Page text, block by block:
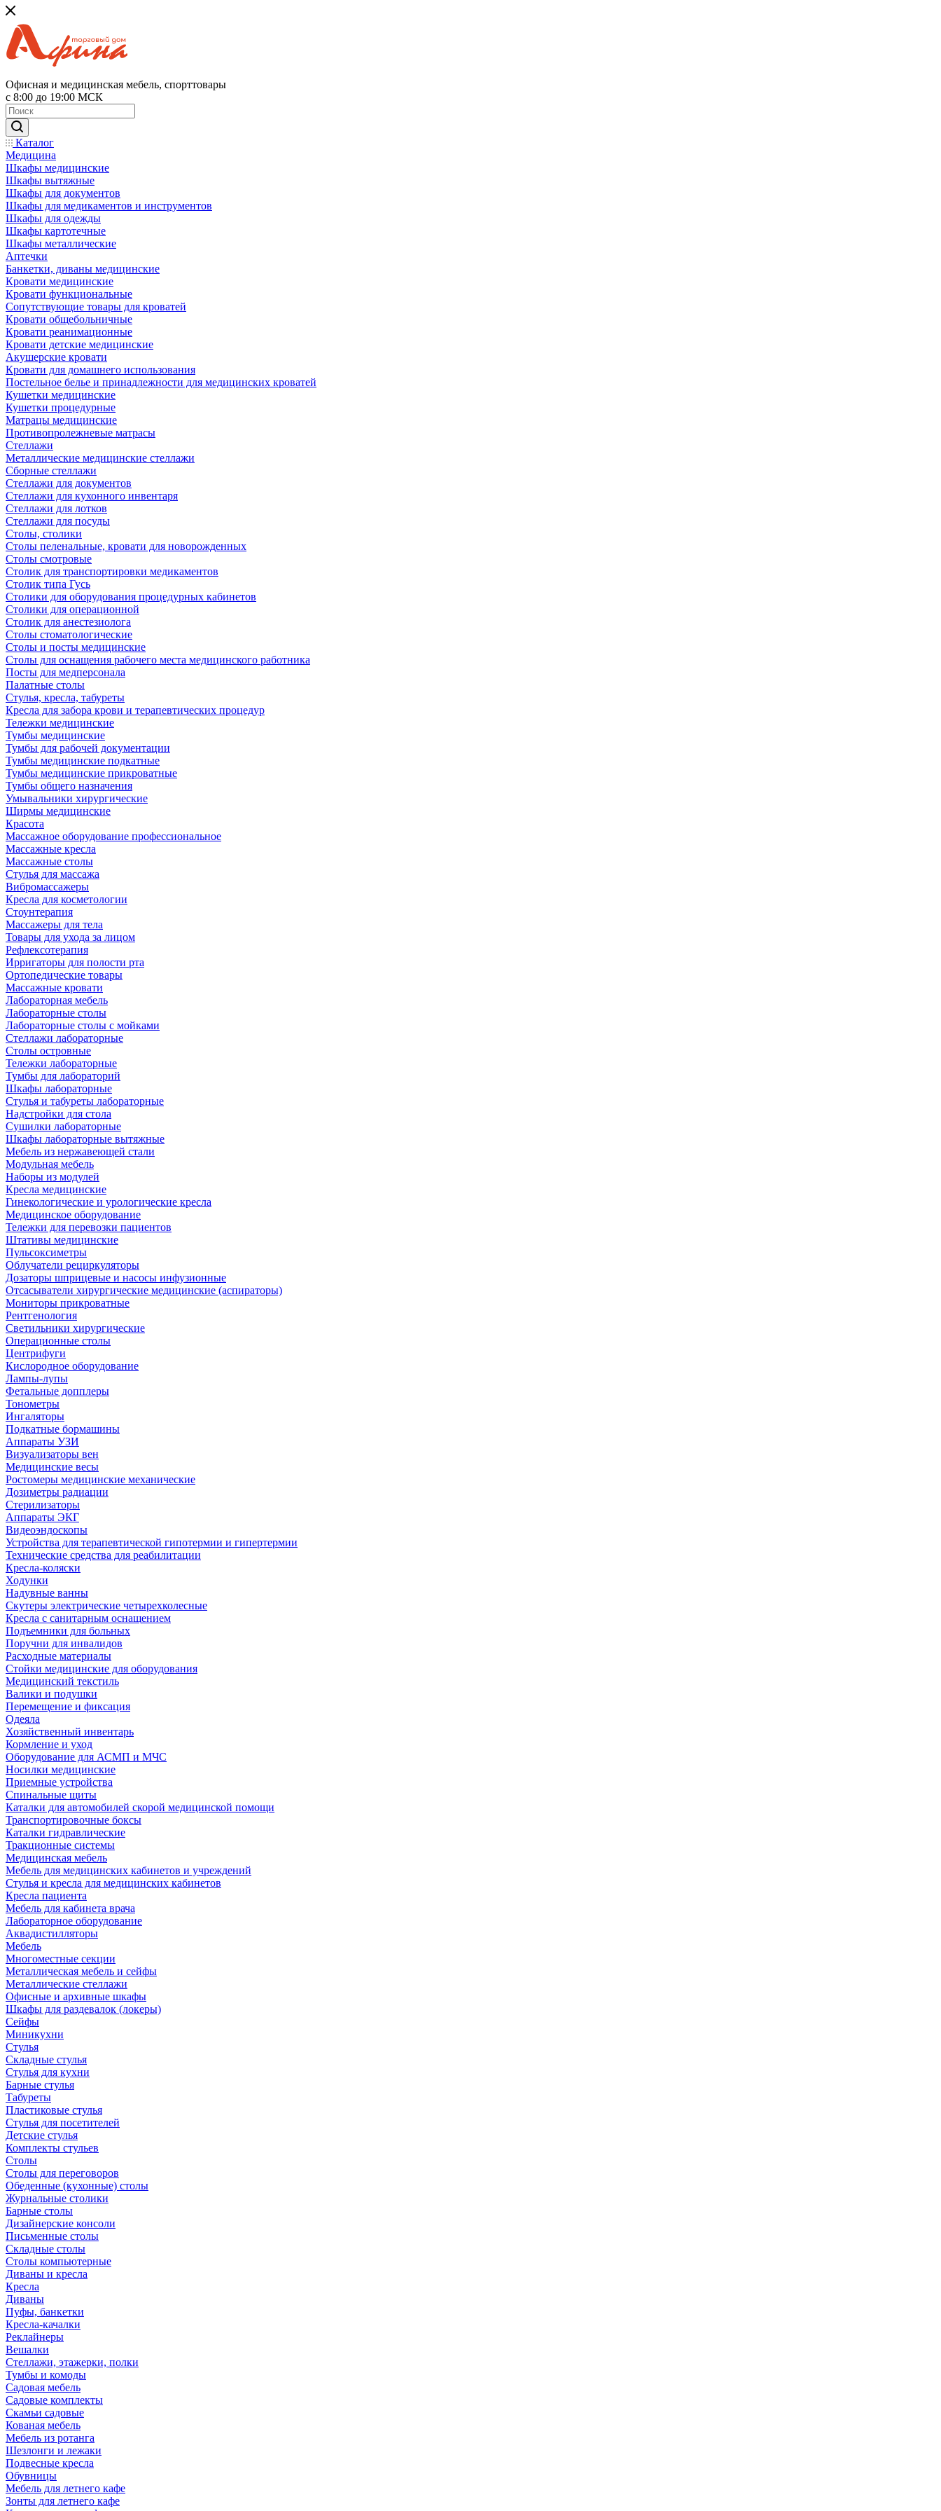
Офисная и медицинская мебель, спорттовары
с 8:00 до 19:00 МСК
Каталог
Медицина
Шкафы медицинские
Шкафы вытяжные
Шкафы для документов
Шкафы для медикаментов и инструментов
Шкафы для одежды
Шкафы картотечные
Шкафы металлические
Аптечки
Банкетки, диваны медицинские
Кровати медицинские
Кровати функциональные
Сопутствующие товары для кроватей
Кровати общебольничные
Кровати реанимационные
Кровати детские медицинские
Акушерские кровати
Кровати для домашнего использования
Постельное белье и принадлежности для медицинских кроватей
Кушетки медицинские
Кушетки процедурные
Матрацы медицинские
Противопролежневые матрасы
Стеллажи
Металлические медицинские стеллажи
Сборные стеллажи
Стеллажи для документов
Стеллажи для кухонного инвентаря
Стеллажи для лотков
Стеллажи для посуды
Столы, столики
Столы пеленальные, кровати для новорожденных
Столы смотровые
Столик для транспортировки медикаментов
Столик типа Гусь
Столики для оборудования процедурных кабинетов
Столики для операционной
Столик для анестезиолога
Столы стоматологические
Столы и посты медицинские
Столы для оснащения рабочего места медицинского работника
Посты для медперсонала
Палатные столы
Стулья, кресла, табуреты
Кресла для забора крови и терапевтических процедур
Тележки медицинские
Тумбы медицинские
Тумбы для рабочей документации
Тумбы медицинские подкатные
Тумбы медицинские прикроватные
Тумбы общего назначения
Умывальники хирургические
Ширмы медицинские
Красота
Массажное оборудование профессиональное
Массажные кресла
Массажные столы
Стулья для массажа
Вибромассажеры
Кресла для косметологии
Стоунтерапия
Массажеры для тела
Товары для ухода за лицом
Рефлексотерапия
Ирригаторы для полости рта
Ортопедические товары
Массажные кровати
Лабораторная мебель
Лабораторные столы
Лабораторные столы с мойками
Стеллажи лабораторные
Столы островные
Тележки лабораторные
Тумбы для лабораторий
Шкафы лабораторные
Стулья и табуреты лабораторные
Надстройки для стола
Сушилки лабораторные
Шкафы лабораторные вытяжные
Мебель из нержавеющей стали
Модульная мебель
Наборы из модулей
Кресла медицинские
Гинекологические и урологические кресла
Медицинское оборудование
Тележки для перевозки пациентов
Штативы медицинские
Пульсоксиметры
Облучатели рециркуляторы
Дозаторы шприцевые и насосы инфузионные
Отсасыватели хирургические медицинские (аспираторы)
Мониторы прикроватные
Рентгенология
Светильники хирургические
Операционные столы
Центрифуги
Кислородное оборудование
Лампы-лупы
Фетальные допплеры
Тонометры
Ингаляторы
Подкатные бормашины
Аппараты УЗИ
Визуализаторы вен
Медицинские весы
Ростомеры медицинские механические
Дозиметры радиации
Стерилизаторы
Аппараты ЭКГ
Видеоэндоскопы
Устройства для терапевтической гипотермии и гипертермии
Технические средства для реабилитации
Кресла-коляски
Ходунки
Надувные ванны
Скутеры электрические четырехколесные
Кресла с санитарным оснащением
Подъемники для больных
Поручни для инвалидов
Расходные материалы
Стойки медицинские для оборудования
Медицинский текстиль
Валики и подушки
Перемещение и фиксация
Одеяла
Хозяйственный инвентарь
Кормление и уход
Оборудование для АСМП и МЧС
Носилки медицинские
Приемные устройства
Спинальные щиты
Каталки для автомобилей скорой медицинской помощи
Транспортировочные боксы
Каталки гидравлические
Тракционные системы
Медицинская мебель
Мебель для медицинских кабинетов и учреждений
Стулья и кресла для медицинских кабинетов
Кресла пациента
Мебель для кабинета врача
Лабораторное оборудование
Аквадистилляторы
Мебель
Многоместные секции
Металлическая мебель и сейфы
Металлические стеллажи
Офисные и архивные шкафы
Шкафы для раздевалок (локеры)
Сейфы
Миникухни
Стулья
Складные стулья
Стулья для кухни
Барные стулья
Табуреты
Пластиковые стулья
Стулья для посетителей
Детские стулья
Комплекты стульев
Столы
Столы для переговоров
Обеденные (кухонные) столы
Журнальные столики
Барные столы
Дизайнерские консоли
Письменные столы
Складные столы
Столы компьютерные
Диваны и кресла
Кресла
Диваны
Пуфы, банкетки
Кресла-качалки
Реклайнеры
Вешалки
Стеллажи, этажерки, полки
Тумбы и комоды
Садовая мебель
Садовые комплекты
Скамьи садовые
Кованая мебель
Мебель из ротанга
Шезлонги и лежаки
Подвесные кресла
Обувницы
Мебель для летнего кафе
Зонты для летнего кафе